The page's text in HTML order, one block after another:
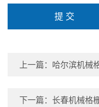
上一篇： 哈尔滨机械
下一篇：长春机械格